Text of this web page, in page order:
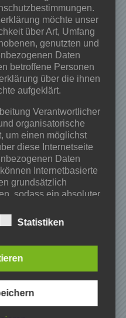
2026
ab 09:00 Uhr
ab 18:00Uhr
Spieleabend
2026
möchte unser
über Art, Umfang
genutzten und
Daten
betroffene Personen
über die ihnen
aufgeklärt.
Verantwortlicher
organisatorische
um einen möglichst
diese Internetseite
Daten
Internetbasierte
grundsätzlich
sodass ein absoluter
betroffenen Person
Daten auch auf
beruht auf den
Statistiken